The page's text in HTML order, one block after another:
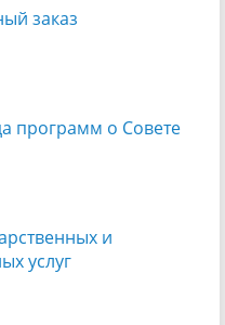
заказ
программ о Cовете
и
услуг